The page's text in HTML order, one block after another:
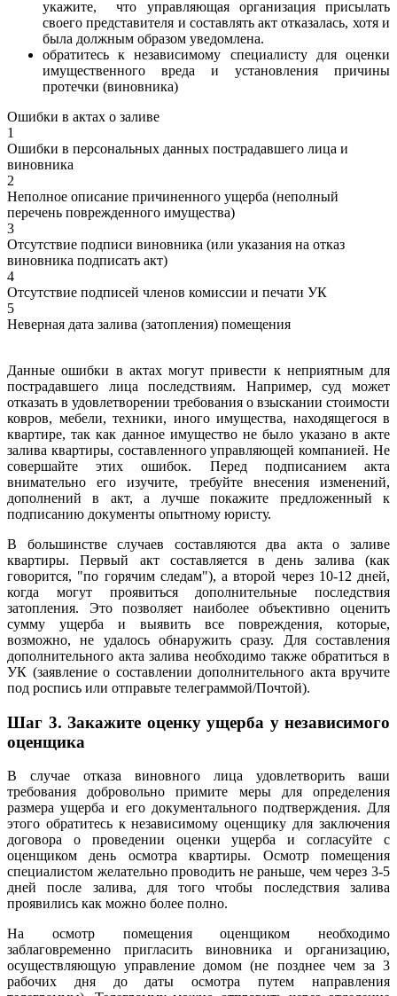
укажите, что управляющая организация присылать
своего представителя и составлять акт отказалась, хотя и
была должным образом уведомлена.
обратитесь к независимому специалисту для оценки
имущественного вреда и установления причины
протечки (виновника)
Ошибки в актах о заливе
1
Ошибки в персональных данных пострадавшего лица и
виновника
2
Неполное описание причиненного ущерба (неполный
перечень поврежденного имущества)
3
Отсутствие подписи виновника (или указания на отказ
виновника подписать акт)
4
Отсутствие подписей членов комиссии и печати УК
5
Неверная дата залива (затопления) помещения
Данные ошибки в актах могут привести к неприятным для
пострадавшего лица последствиям. Например, суд может
отказать в удовлетворении требования о взыскании стоимости
ковров, мебели, техники, иного имущества, находящегося в
квартире, так как данное имущество не было указано в акте
залива квартиры, составленного управляющей компанией. Не
совершайте этих ошибок. Перед подписанием акта
внимательно его изучите, требуйте внесения изменений,
дополнений в акт, а лучше покажите предложенный к
подписанию документы опытному юристу.
В большинстве случаев составляются два акта о заливе
квартиры. Первый акт составляется в день залива (как
говорится, "по горячим следам"), а второй через 10-12 дней,
когда могут проявиться дополнительные последствия
затопления. Это позволяет наиболее объективно оценить
сумму ущерба и выявить все повреждения, которые,
возможно, не удалось обнаружить сразу. Для составления
дополнительного акта залива необходимо также обратиться в
УК (заявление о составлении дополнительного акта вручите
под роспись или отправьте телеграммой/Почтой).
Шаг 3. Закажите оценку ущерба у независимого
оценщика
В случае отказа виновного лица удовлетворить ваши
требования добровольно примите меры для определения
размера ущерба и его документального подтверждения. Для
этого обратитесь к независимому оценщику для заключения
договора о проведении оценки ущерба и согласуйте с
оценщиком день осмотра квартиры. Осмотр помещения
специалистом желательно проводить не раньше, чем через 3-5
дней после залива, для того чтобы последствия залива
проявились как можно более полно.
На осмотр помещения оценщиком необходимо
заблаговременно пригласить виновника и организацию,
осуществляющую управление домом (не позднее чем за 3
рабочих дня до даты осмотра путем направления